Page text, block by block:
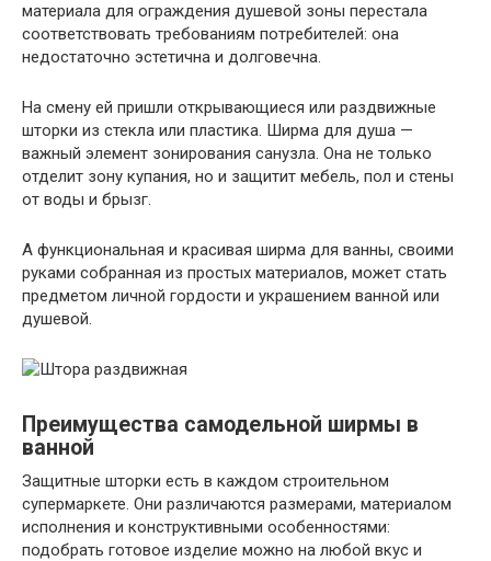
материала для ограждения душевой зоны перестала
соответствовать требованиям потребителей: она
недостаточно эстетична и долговечна.
На смену ей пришли открывающиеся или раздвижные
шторки из стекла или пластика. Ширма для душа —
важный элемент зонирования санузла. Она не только
отделит зону купания, но и защитит мебель, пол и стены
от воды и брызг.
А функциональная и красивая ширма для ванны, своими
руками собранная из простых материалов, может стать
предметом личной гордости и украшением ванной или
душевой.
Преимущества самодельной ширмы в
ванной
Защитные шторки есть в каждом строительном
супермаркете. Они различаются размерами, материалом
исполнения и конструктивными особенностями:
подобрать готовое изделие можно на любой вкус и